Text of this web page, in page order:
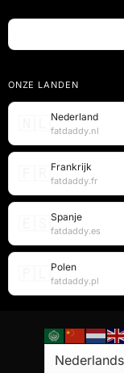
ONZE LANDEN
Nederland
fatdaddy.nl
Frankrijk
fatdaddy.fr
Spanje
fatdaddy.es
Polen
fatdaddy.pl